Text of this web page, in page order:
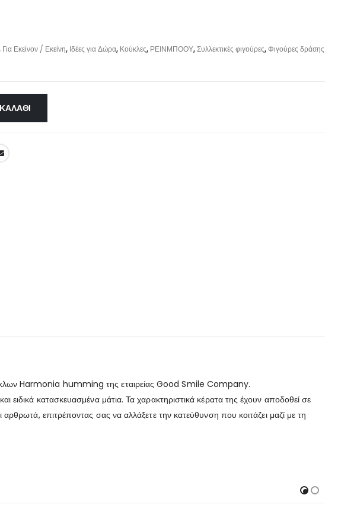
Για Εκείνον / Εκείνη, Ιδέες για Δώρα, Κούκλες, ΡΕΙΝΜΠΟΟΥ,Συλλεκτικές φιγούρες,Φιγούρες δράσης
Harmonia humming της εταιρείας Good Smile Company.
κατασκευασμένα μάτια. Τα χαρακτηριστικά κέρατα της έχουν αποδοθεί σε
επιτρέποντας σας να αλλάξετε την κατεύθυνση που κοιτάζει μαζί με τη